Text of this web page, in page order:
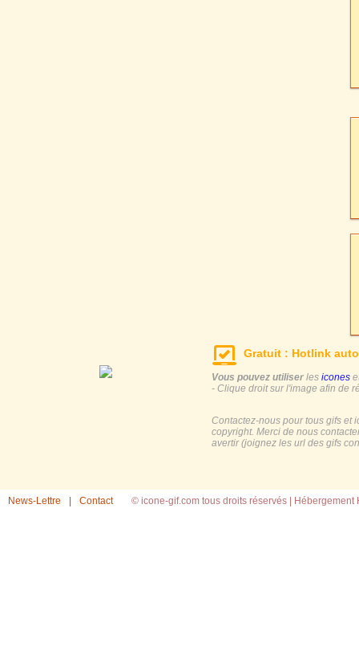
Gratuit : Hotlink
Vous pouvez utiliser les icones
- Clique droit sur l'image afin de
Contactez-nous pour tous gifs et
copyright. Merci de nous
avertir (joignez les url des gifs
News-Lettre Contact © icone-gif.com tous droits réservés | Hébergement